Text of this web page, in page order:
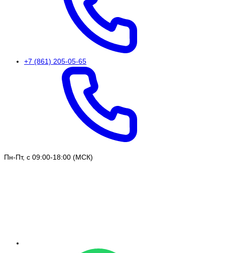
+7 (861) 205-05-65
Пн-Пт, с 09:00-18:00 (МСК)